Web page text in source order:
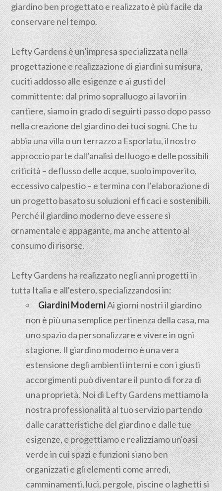
giardino ben progettato e realizzato è più facile da
conservare nel tempo.
Lefty Gardens è un’impresa specializzata nella
progettazionee realizzazione di giardini su misura,
cuciti addosso alle esigenze e ai gusti del
committente: dal primo sopralluogo ai lavori in
cantiere, siamo in grado di seguirti passo dopo passo
nella creazione del giardino dei tuoi sogni. Che tu
abbia una villa o un terrazzo a Esporlatu, il nostro
approccio parte dall’analisi del luogo e delle possibili
criticità – deflusso delle acque, suolo impoverito,
eccessivo calpestio – e termina con l’elaborazione di
un progetto basato su soluzioni efficaci e sostenibili.
Perché il giardino moderno deve essere sì
ornamentale e appagante, ma anche attento al
consumo di risorse.
Lefty Gardens ha realizzato negli anni progetti in
tutta Italia e all'estero, specializzandosi in:
Giardini ModerniAi giorni nostri il giardino
non è più una semplice pertinenza della casa, ma
uno spazio da personalizzare e vivere in ogni
stagione. Il giardino moderno è una vera
estensione degli ambienti interni e con i giusti
accorgimenti può diventare il punto di forza di
una proprietà. Noi di Lefty Gardens mettiamo la
nostra professionalità al tuo servizio partendo
dalle caratteristiche del giardino e dalle tue
esigenze, e progettiamo e realizziamo un'oasi
verde in cui spazi e funzioni siano ben
organizzati e gli elementi come arredi,
camminamenti, luci, pergole, piscine o laghetti si